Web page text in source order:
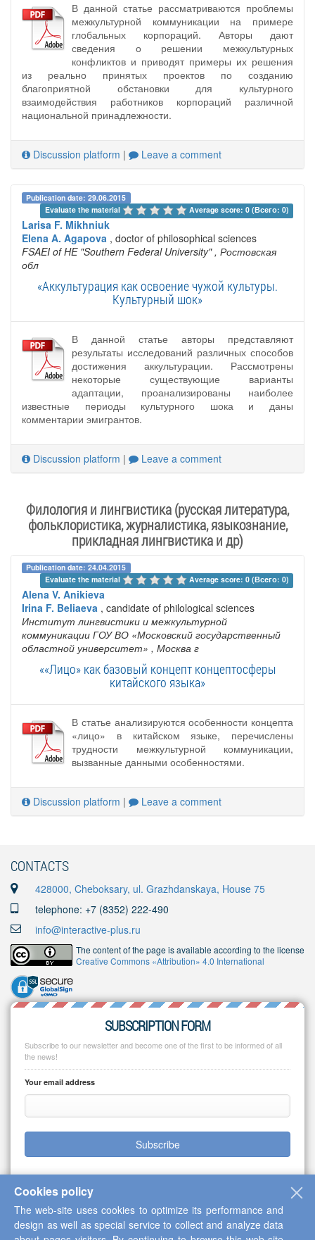
В данной статье рассматриваются проблемы
межкультурной коммуникации на примере
глобальных корпораций. Авторы дают
сведения о решении межкультурных
конфликтов и приводят примеры их решения
из реально принятых проектов по созданию
благоприятной обстановки для культурного
взаимодействия работников корпораций различной
национальной принадлежности.
Discussion platform | Leave a comment
Publication date: 29.06.2015
Evaluate the material
Average score: 0 (Всего: 0)
Larisa F. Mikhniuk
Elena A. Agapova , doctor of philosophical sciences
FSAEI of HE "Southern Federal University" , Ростовская
обл
«Аккультурация как освоение чужой культуры.
Культурный шок»
В данной статье авторы представляют
результаты исследований различных способов
достижения аккультурации. Рассмотрены
некоторые существующие варианты
адаптации, проанализированы наиболее
известные периоды культурного шока и даны
комментарии эмигрантов.
Discussion platform | Leave a comment
Филология и лингвистика (русская литература,
фольклористика, журналистика, языкознание,
прикладная лингвистика и др)
Publication date: 24.04.2015
Evaluate the material
Average score: 0 (Всего: 0)
Alena V. Anikieva
Irina F. Beliaeva , candidate of philological sciences
Институт лингвистики и межкультурной
коммуникации ГОУ ВО «Московский государственный
областной университет» , Москва г
««Лицо» как базовый концепт концептосферы
китайского языка»
В статье анализируются особенности концепта
«лицо» в китайском языке, перечислены
трудности межкультурной коммуникации,
вызванные данными особенностями.
Discussion platform | Leave a comment
CONTACTS
428000, Cheboksary, ul. Grazhdanskaya, House 75
telephone: +7 (8352) 222-490
info@interactive-plus.ru
The content of the page is available according to the license
Creative Commons «Attribution» 4.0 International
SUBSCRIPTION FORM
Subscribe to our newsletter and become one of the first to be informed of all
the news!
Your email address
Subscribe
Copyright © 2013-2026 Scientific Cooperation Center "Interactive Plus"
Cookies policy
The web-site uses cookies to optimize its performance and
design as well as special service to collect and analyze data